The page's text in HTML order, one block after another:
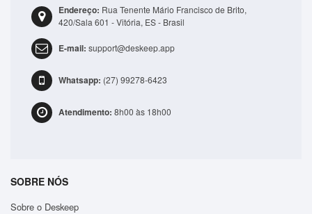
R$41,99
ADICIONAR
Endereço: Rua Tenente Mário Francisco de Brito,
420/Sala 601 - Vitória, ES - Brasil
E-mail: support@deskeep.app
Whatsapp: (27) 99278-6423
Atendimento: 8h00 às 18h00
SOBRE NÓS
Sobre o Deskeep